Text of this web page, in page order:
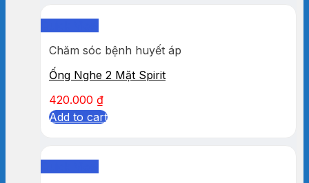
Chăm sóc bệnh huyết áp
Ống Nghe 2 Mặt Spirit
420.000 ₫
Add to cart